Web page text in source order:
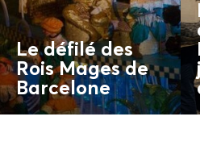
Le défilé des
Rois Mages de
Barcelone